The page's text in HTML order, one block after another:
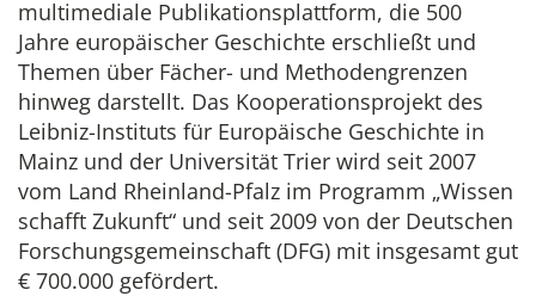
multimediale Publikationsplattform, die 500
Jahre europäischer Geschichte erschließt und
Themen über Fächer- und Methodengrenzen
hinweg darstellt. Das Kooperationsprojekt des
Leibniz-Instituts für Europäische Geschichte in
Mainz und der Universität Trier wird seit 2007
vom Land Rheinland-Pfalz im Programm „Wissen
schafft Zukunft“ und seit 2009 von der Deutschen
Forschungsgemeinschaft (DFG) mit insgesamt gut
€ 700.000 gefördert.